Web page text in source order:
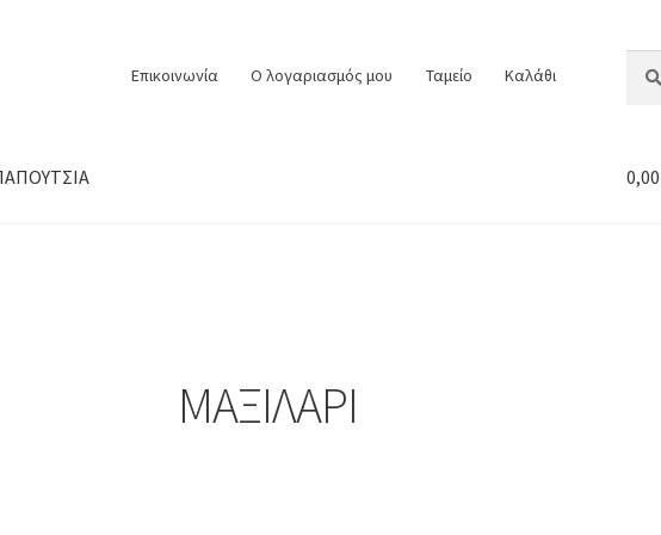
Επικοινωνία Ο λογαριασμός μου Ταμείο Καλάθι
για:
0,00
ΜΑΞΙΛΑΡΙ